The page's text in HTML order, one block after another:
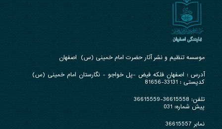
موسسه تنظیم و نشر آثار حضرت امام خمینی (س) اصفهان
آدرس : اصفهان فلکه فیض -پل خواجو - نگارستان امام خمینی (س)
کدپستی : 33131-81656
تلفن: 36615558-36615559
پیش شماره: 031
نمابر 36615557